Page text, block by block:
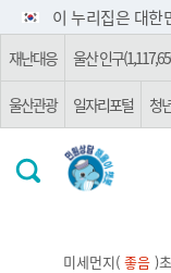
주요 메뉴로 건너뛰기
본문으로가기이 누리집은 대한
재난대응 울산 인구
울산관광 일자리포털 청
미세먼지( 좋음)